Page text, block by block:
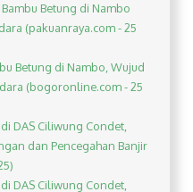
Betung di Nambo
(pakuanraya.com - 25
Betung di Nambo, Wujud
(bogoronline.com - 25
DAS Ciliwung Condet,
dan Pencegahan Banjir
DAS Ciliwung Condet,